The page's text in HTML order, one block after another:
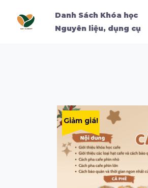
Danh Sách Khóa học
Nguyên liệu, dụng cụ
Giảm giá!